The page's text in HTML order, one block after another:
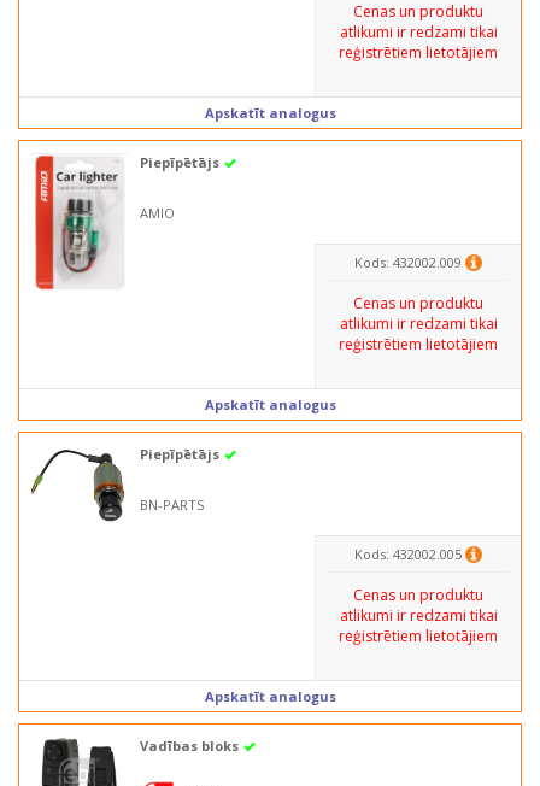
Cenas un produktu
atlikumi ir redzami tikai
reģistrētiem lietotājiem
Apskatīt analogus
Piepīpētājs
AMIO
Kods: 432002.009
Cenas un produktu
atlikumi ir redzami tikai
reģistrētiem lietotājiem
Apskatīt analogus
Piepīpētājs
BN-PARTS
Kods: 432002.005
Cenas un produktu
atlikumi ir redzami tikai
reģistrētiem lietotājiem
Apskatīt analogus
Vadības bloks